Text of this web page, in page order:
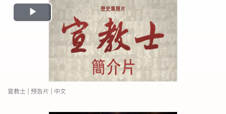
Play
Video
宣教士 | 预告片 | 中文